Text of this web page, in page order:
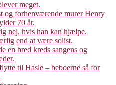
meget.
og forhenværende murer Henry
70 år.
nej, hvis han kan hjælpe.
end at være solist.
en bred kreds sangens og
til Hasle – beboerne så for